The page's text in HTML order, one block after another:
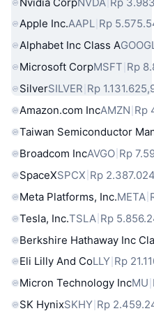
Apple Inc.AAPL Rp
Alphabet Inc Class A
Microsoft CorpMSFT Rp
SilverSILVER Rp
Amazon.com IncAMZN Rp
Taiwan Semiconductor
Broadcom IncAVGO Rp
SpaceXSPCX Rp
Meta Platforms, Inc.META
Tesla, Inc.TSLA Rp
Berkshire Hathaway Inc
Eli Lilly And CoLLY Rp
Micron Technology IncMU
SK HynixSKHY Rp